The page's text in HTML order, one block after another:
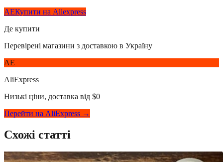
AEКупити на Aliexpress
Де купити
Перевірені магазини з доставкою в Україну
AE
AliExpress
Низькі ціни, доставка від $0
Перейти на AliExpress →
Схожі статті